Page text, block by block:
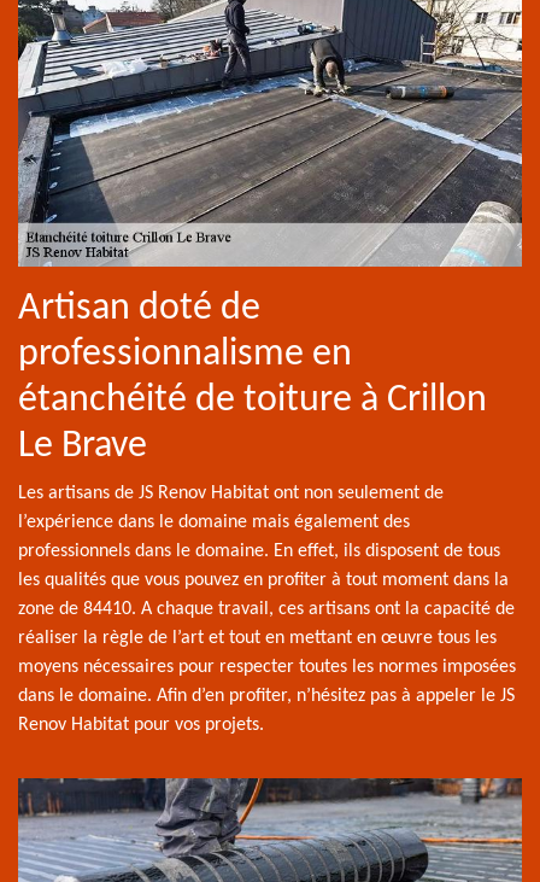
Artisan doté de
professionnalisme en
étanchéité de toiture à Crillon
Le Brave
Les artisans de JS Renov Habitat ont non seulement de
l’expérience dans le domaine mais également des
professionnels dans le domaine. En effet, ils disposent de tous
les qualités que vous pouvez en profiter à tout moment dans la
zone de 84410. A chaque travail, ces artisans ont la capacité de
réaliser la règle de l’art et tout en mettant en œuvre tous les
moyens nécessaires pour respecter toutes les normes imposées
dans le domaine. Afin d’en profiter, n’hésitez pas à appeler le JS
Renov Habitat pour vos projets.